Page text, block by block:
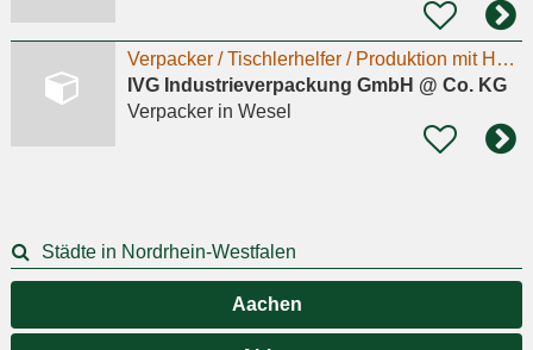
Verpacker / Tischlerhelfer / Produktion mit Holz m/w/d
IVG Industrieverpackung GmbH @ Co. KG
Verpackerin Wesel
Städte in Nordrhein-Westfalen
Aachen